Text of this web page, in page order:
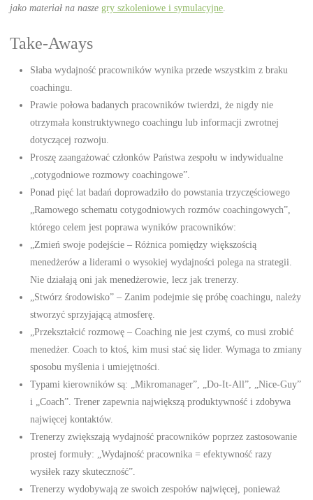
jako materiał na nasze gry szkoleniowe i symulacyjne.
Take-Aways
Słaba wydajność pracowników wynika przede wszystkim z braku
coachingu.
Prawie połowa badanych pracowników twierdzi, że nigdy nie
otrzymała konstruktywnego coachingu lub informacji zwrotnej
dotyczącej rozwoju.
Proszę zaangażować członków Państwa zespołu w indywidualne
„cotygodniowe rozmowy coachingowe”.
Ponad pięć lat badań doprowadziło do powstania trzyczęściowego
„Ramowego schematu cotygodniowych rozmów coachingowych”,
którego celem jest poprawa wyników pracowników:
„Zmień swoje podejście – Różnica pomiędzy większością
menedżerów a liderami o wysokiej wydajności polega na strategii.
Nie działają oni jak menedżerowie, lecz jak trenerzy.
„Stwórz środowisko” – Zanim podejmie się próbę coachingu, należy
stworzyć sprzyjającą atmosferę.
„Przekształcić rozmowę – Coaching nie jest czymś, co musi zrobić
menedżer. Coach to ktoś, kim musi stać się lider. Wymaga to zmiany
sposobu myślenia i umiejętności.
Typami kierowników są: „Mikromanager”, „Do-It-All”, „Nice-Guy”
i „Coach”. Trener zapewnia największą produktywność i zdobywa
najwięcej kontaktów.
Trenerzy zwiększają wydajność pracowników poprzez zastosowanie
prostej formuły: „Wydajność pracownika = efektywność razy
wysiłek razy skuteczność”.
Trenerzy wydobywają ze swoich zespołów najwięcej, ponieważ